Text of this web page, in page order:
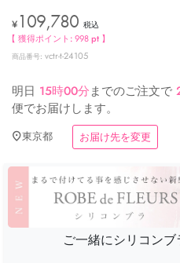
¥109,780 税込
【 獲得ポイント:998pt 】
商品番号 vctr-t-24105
明日 15時00分までのご注文で
便でお届けします。
東京都 お届け先を変更
ご一緒にシリコン